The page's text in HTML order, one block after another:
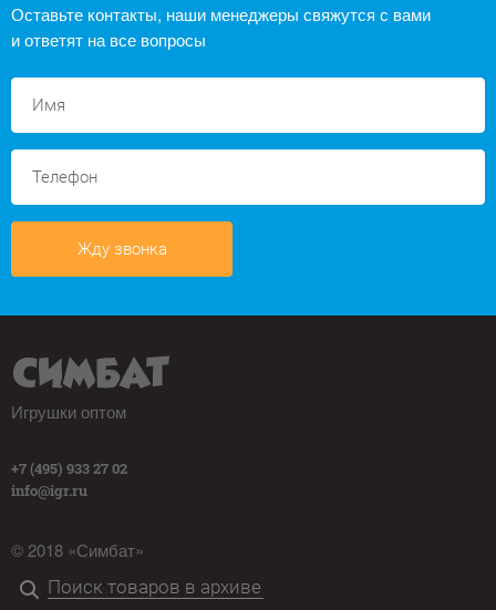
Оставьте контакты, наши менеджеры свяжутся с вами
и ответят на все вопросы
Жду звонка
Игрушки оптом
+7 (495) 933 27 02
info@igr.ru
© 2018 «Симбат»